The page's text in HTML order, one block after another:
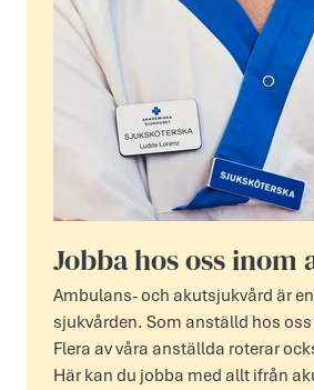
Jobba hos oss
Ambulans- och akutsjukvård är
sjukvården. Som anställd hos
Flera av våra anställda roterar
Här kan du jobba med allt ifrån